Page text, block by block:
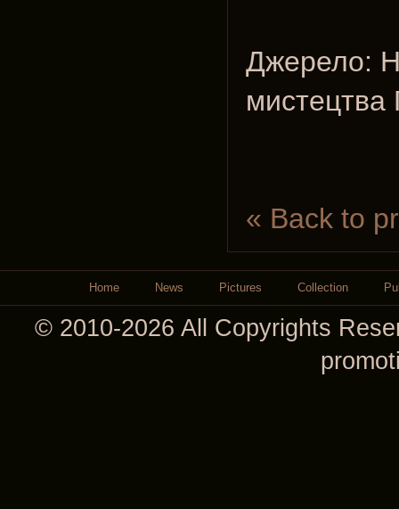
Джерело:
мистецтва
« Back to
Home News Pictures Collection
© 2010-2026 All Copyrights